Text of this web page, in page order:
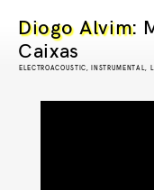
Diogo Alvim:
Caixas
ELECTROACOUSTIC, INSTRUMENTAL,